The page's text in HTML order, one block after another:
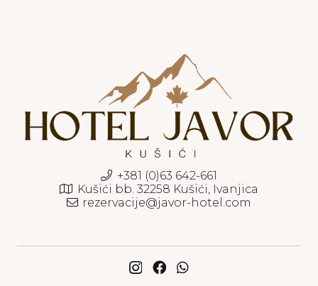
+381 (0)63 642-661
Kušići bb. 32258 Kušići, Ivanjica
rezervacije@javor-hotel.com